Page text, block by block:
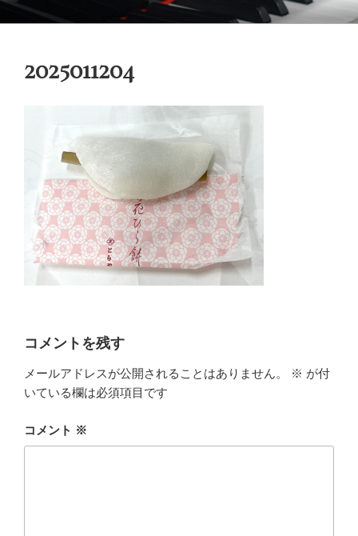
ン
御木本メソッド
脳や筋肉をトレーニングしながら奏法を学び、美しい音と自然で優れた
2025011204
コメントを残す
メールアドレスが公開されることはありません。 ※ が付
いている欄は必須項目です
コメント ※